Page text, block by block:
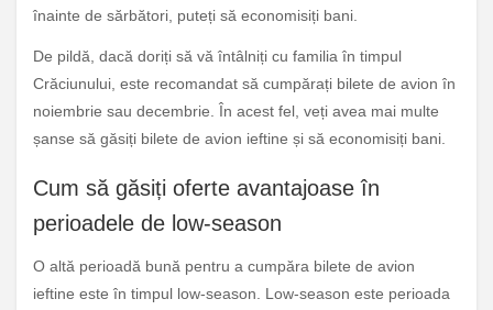
înainte de sărbători, puteți să economisiți bani.
De pildă, dacă doriți să vă întâlniți cu familia în timpul
Crăciunului, este recomandat să cumpărați bilete de avion în
noiembrie sau decembrie. În acest fel, veți avea mai multe
șanse să găsiți bilete de avion ieftine și să economisiți bani.
Cum să găsiți oferte avantajoase în
perioadele de low-season
O altă perioadă bună pentru a cumpăra bilete de avion
ieftine este în timpul low-season. Low-season este perioada